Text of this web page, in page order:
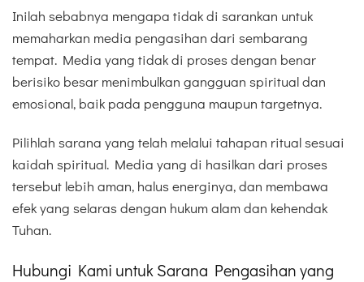
Inilah sebabnya mengapa tidak di sarankan untuk
memaharkan media pengasihan dari sembarang
tempat. Media yang tidak di proses dengan benar
berisiko besar menimbulkan gangguan spiritual dan
emosional, baik pada pengguna maupun targetnya.
Pilihlah sarana yang telah melalui tahapan ritual sesuai
kaidah spiritual. Media yang di hasilkan dari proses
tersebut lebih aman, halus energinya, dan membawa
efek yang selaras dengan hukum alam dan kehendak
Tuhan.
Hubungi Kami untuk Sarana Pengasihan yang